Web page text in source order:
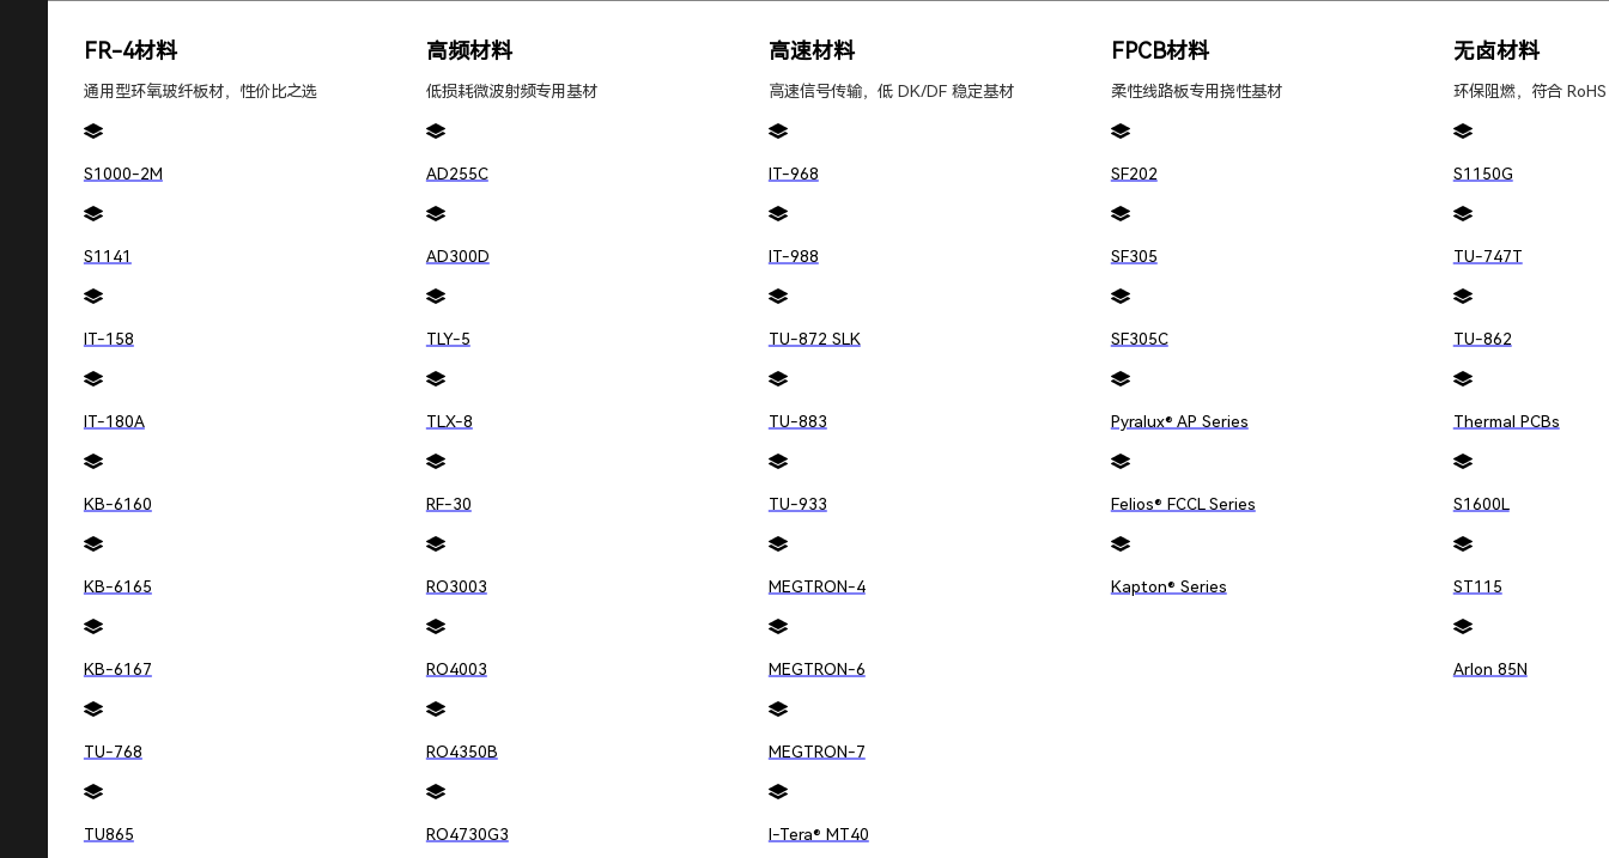
FR-4材料
通用型环氧玻纤板材，性价比之选
S1000-2M
S1141
IT-158
IT-180A
KB-6160
KB-6165
KB-6167
TU-768
TU865
高频材料
低损耗微波射频专用基材
AD255C
AD300D
TLY-5
TLX-8
RF-30
RO3003
RO4003
RO4350B
RO4730G3
高速材料
高速信号传输，低 DK/DF 稳定基材
IT-968
IT-988
TU-872 SLK
TU-883
TU-933
MEGTRON-4
MEGTRON-6
MEGTRON-7
I-Tera® MT40
FPCB材料
柔性线路板专用挠性基材
SF202
SF305
SF305C
Pyralux® AP Series
Felios® FCCL Series
Kapton® Series
无卤材料
环保阻燃，符合
S1150G
TU-747T
TU-862
Thermal PCBs
S1600L
ST115
Arlon 85N
抑制热滞后的方法
为了减轻热滞后现象对参考电压的影响，可以在 PCB 设计和制造过程中采取一些措施：
合理的器件安装位置：
将器件放置在远离 PCB 板中心的位置，有助于减轻应力积累。
板的边缘设计：
PCB 边缘提供一个坚硬的安装表面，可以防止因热滞后导致的输出电压变化。
热滞后的长期稳定性
尽管热滞后现象是半导体器件固有的特性，但通过适当的 PCB 设计和制造措施，可以减轻其对参考电压的影响。实际上，在正
确安装的高精度电路上，热滞后的影响可以降低到很低的水平，确保长期的稳定性。
1. 什么是热滞后？
热滞后是物理测量量在变化过程中出现滞后现象的现象，对于参考电压而言，它表现为温度循环导致电压变化。
2. 为什么参考电压的稳定性重要？
在精密测量系统和其他电路中，稳定的参考电压是确保测量和比较的准确性的关键。
3. 如何在 PCB 设计中抑制热滞后？
4. 热滞后如何影响电子产品性能？
热滞后可能导致参考电压的微小变化，进而影响精密测量系统、稳压器和转换器等电子产品的性能。